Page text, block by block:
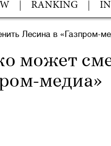
RANKING
Лесина в «Газпром-
может
медиа»